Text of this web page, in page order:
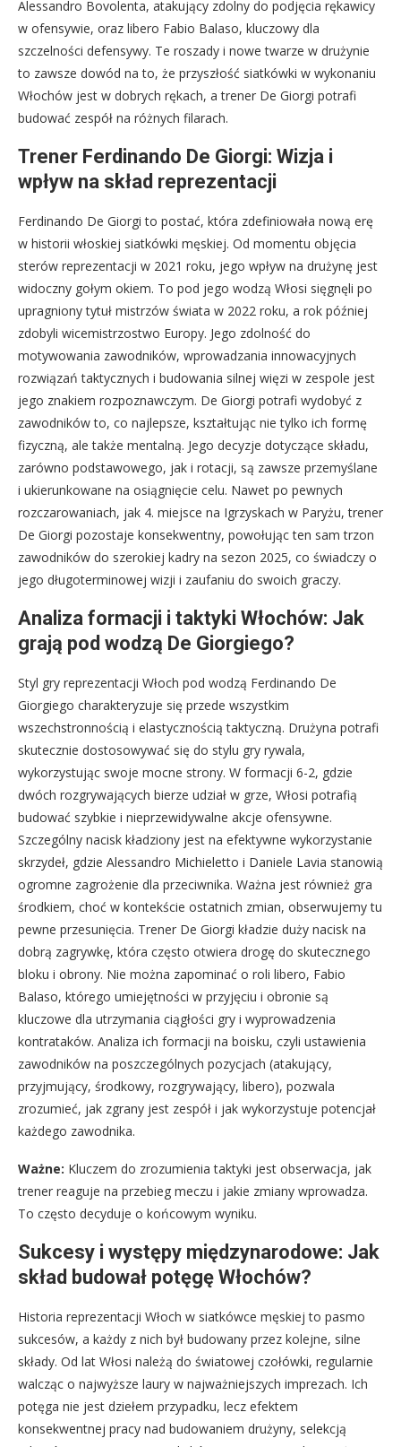
Alessandro Bovolenta, atakujący zdolny do podjęcia rękawicy
w ofensywie, oraz libero Fabio Balaso, kluczowy dla
szczelności defensywy. Te roszady i nowe twarze w drużynie
to zawsze dowód na to, że przyszłość siatkówki w wykonaniu
Włochów jest w dobrych rękach, a trener De Giorgi potrafi
budować zespół na różnych filarach.
Trener Ferdinando De Giorgi: Wizja i
wpływ na skład reprezentacji
Ferdinando De Giorgi to postać, która zdefiniowała nową erę
w historii włoskiej siatkówki męskiej. Od momentu objęcia
sterów reprezentacji w 2021 roku, jego wpływ na drużynę jest
widoczny gołym okiem. To pod jego wodzą Włosi sięgnęli po
upragniony tytuł mistrzów świata w 2022 roku, a rok później
zdobyli wicemistrzostwo Europy. Jego zdolność do
motywowania zawodników, wprowadzania innowacyjnych
rozwiązań taktycznych i budowania silnej więzi w zespole jest
jego znakiem rozpoznawczym. De Giorgi potrafi wydobyć z
zawodników to, co najlepsze, kształtując nie tylko ich formę
fizyczną, ale także mentalną. Jego decyzje dotyczące składu,
zarówno podstawowego, jak i rotacji, są zawsze przemyślane
i ukierunkowane na osiągnięcie celu. Nawet po pewnych
rozczarowaniach, jak 4. miejsce na Igrzyskach w Paryżu, trener
De Giorgi pozostaje konsekwentny, powołując ten sam trzon
zawodników do szerokiej kadry na sezon 2025, co świadczy o
jego długoterminowej wizji i zaufaniu do swoich graczy.
Analiza formacji i taktyki Włochów: Jak
grają pod wodzą De Giorgiego?
Styl gry reprezentacji Włoch pod wodzą Ferdinando De
Giorgiego charakteryzuje się przede wszystkim
wszechstronnością i elastycznością taktyczną. Drużyna potrafi
skutecznie dostosowywać się do stylu gry rywala,
wykorzystując swoje mocne strony. W formacji 6-2, gdzie
dwóch rozgrywających bierze udział w grze, Włosi potrafią
budować szybkie i nieprzewidywalne akcje ofensywne.
Szczególny nacisk kładziony jest na efektywne wykorzystanie
skrzydeł, gdzie Alessandro Michieletto i Daniele Lavia stanowią
ogromne zagrożenie dla przeciwnika. Ważna jest również gra
środkiem, choć w kontekście ostatnich zmian, obserwujemy tu
pewne przesunięcia. Trener De Giorgi kładzie duży nacisk na
dobrą zagrywkę, która często otwiera drogę do skutecznego
bloku i obrony. Nie można zapominać o roli libero, Fabio
Balaso, którego umiejętności w przyjęciu i obronie są
kluczowe dla utrzymania ciągłości gry i wyprowadzenia
kontrataków. Analiza ich formacji na boisku, czyli ustawienia
zawodników na poszczególnych pozycjach (atakujący,
przyjmujący, środkowy, rozgrywający, libero), pozwala
zrozumieć, jak zgrany jest zespół i jak wykorzystuje potencjał
każdego zawodnika.
Ważne: Kluczem do zrozumienia taktyki jest obserwacja, jak
trener reaguje na przebieg meczu i jakie zmiany wprowadza.
To często decyduje o końcowym wyniku.
Sukcesy i występy międzynarodowe: Jak
skład budował potęgę Włochów?
Historia reprezentacji Włoch w siatkówce męskiej to pasmo
sukcesów, a każdy z nich był budowany przez kolejne, silne
składy. Od lat Włosi należą do światowej czołówki, regularnie
walcząc o najwyższe laury w najważniejszych imprezach. Ich
potęga nie jest dziełem przypadku, lecz efektem
konsekwentnej pracy nad budowaniem drużyny, selekcją